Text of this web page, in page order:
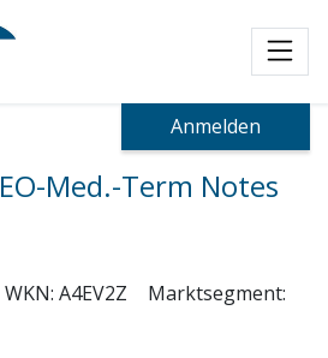
Anmelden
EO-Med.-Term Notes
WKN: A4EV2Z
Marktsegment: